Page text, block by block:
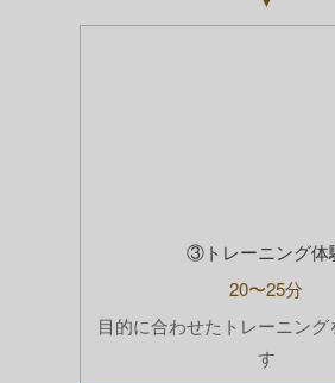
③トレーニング体
20〜25分
目的に合わせたトレーニング
す